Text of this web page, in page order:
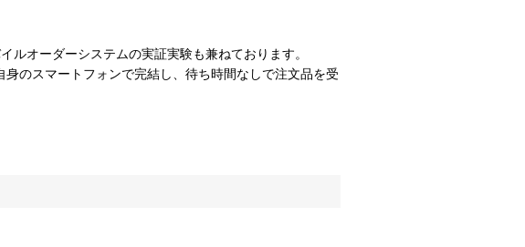
オーダーシステムの実証実験も兼ねております。
のスマートフォンで完結し、待ち時間なしで注文品を受